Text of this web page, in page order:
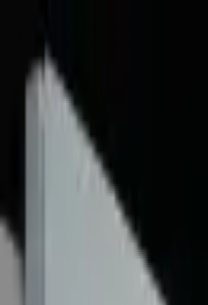
Connexion